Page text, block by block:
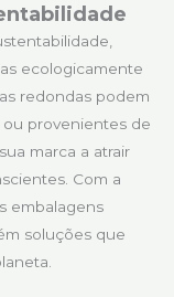
ecologicamente
redondas podem
ou provenientes de
marca a atrair
Com a
embalagens
soluções que